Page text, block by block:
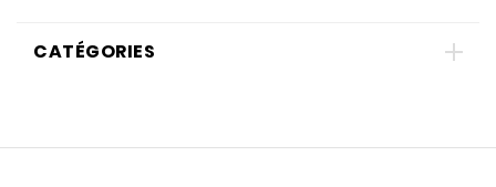
CATÉGORIES